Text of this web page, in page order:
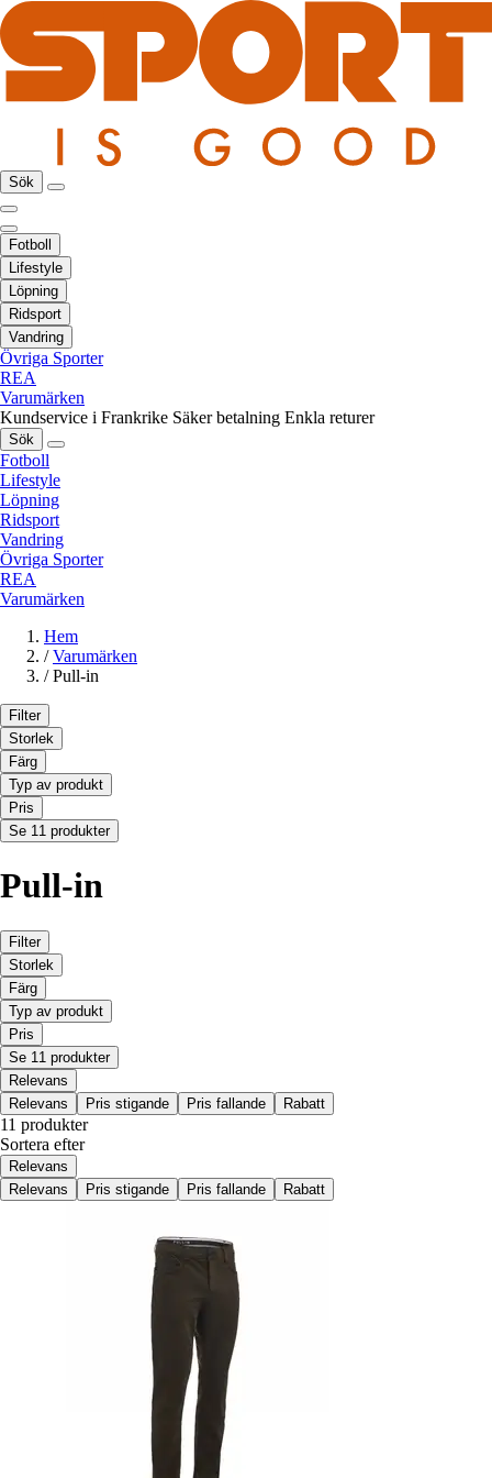
Sök
Fotboll
Lifestyle
Löpning
Ridsport
Vandring
Övriga Sporter
REA
Varumärken
Kundservice i Frankrike Säker betalning Enkla returer
Sök
Fotboll
Lifestyle
Löpning
Ridsport
Vandring
Övriga Sporter
REA
Varumärken
Hem
/ Varumärken
/ Pull-in
Filter
Storlek
Färg
Typ av produkt
Pris
Se 11 produkter
Pull-in
Filter
Storlek
Färg
Typ av produkt
Pris
Se 11 produkter
Relevans
Relevans
Pris stigande Pris fallande Rabatt
11 produkter
Sortera efter
Relevans
Relevans
Pris stigande Pris fallande Rabatt